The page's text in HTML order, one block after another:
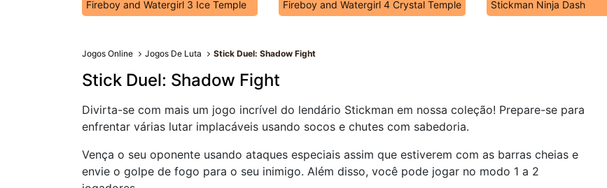
Fireboy and Watergirl 3 Ice Temple Fireboy and Watergirl 4 Crystal Temple Stickman Ninja Dash
Jogos Online Jogos De Luta Stick Duel: Shadow Fight
Stick Duel: Shadow Fight
Divirta-se com mais um jogo incrível do lendário Stickman em nossa coleção! Prepare-se para
enfrentar várias lutar implacáveis usando socos e chutes com sabedoria.
Vença o seu oponente usando ataques especiais assim que estiverem com as barras cheias e
envie o golpe de fogo para o seu inimigo. Além disso, você pode jogar no modo 1 a 2